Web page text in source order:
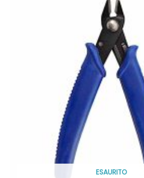
ESAURITO